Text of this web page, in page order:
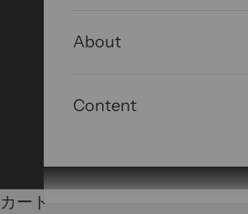
About
Content
カート